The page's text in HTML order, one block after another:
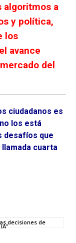
algoritmos a
y política,
los
avance
del
ciudadanos es
los está
desafíos que
cuarta
decisiones de